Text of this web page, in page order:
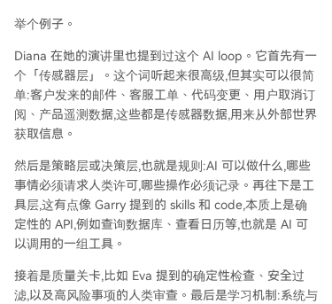
举个例子。
Diana 在她的演讲里也提到过这个 AI loop。它首先有一
个「传感器层」。这个词听起来很高级,但其实可以很简
单:客户发来的邮件、客服工单、代码变更、用户取消订
阅、产品遥测数据,这些都是传感器数据,用来从外部世界
获取信息。
然后是策略层或决策层,也就是规则:AI 可以做什么,哪些
事情必须请求人类许可,哪些操作必须记录。再往下是工
具层,这有点像 Garry 提到的 skills 和 code,本质上是确
定性的 API,例如查询数据库、查看日历等,也就是 AI 可
以调用的一组工具。
接着是质量关卡,比如 Eva 提到的确定性检查、安全过
滤,以及高风险事项的人类审查。最后是学习机制:系统与